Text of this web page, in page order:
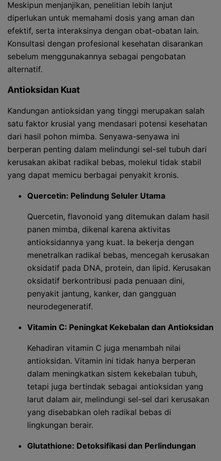
Meskipun menjanjikan, penelitian lebih lanjut
diperlukan untuk memahami dosis yang aman dan
efektif, serta interaksinya dengan obat-obatan lain.
Konsultasi dengan profesional kesehatan disarankan
sebelum menggunakannya sebagai pengobatan
alternatif.
Antioksidan Kuat
Kandungan antioksidan yang tinggi merupakan salah
satu faktor krusial yang mendasari potensi kesehatan
dari hasil pohon mimba. Senyawa-senyawa ini
berperan penting dalam melindungi sel-sel tubuh dari
kerusakan akibat radikal bebas, molekul tidak stabil
yang dapat memicu berbagai penyakit kronis.
Quercetin: Pelindung Seluler Utama
Quercetin, flavonoid yang ditemukan dalam hasil
panen mimba, dikenal karena aktivitas
antioksidannya yang kuat. Ia bekerja dengan
menetralkan radikal bebas, mencegah kerusakan
oksidatif pada DNA, protein, dan lipid. Kerusakan
oksidatif berkontribusi pada penuaan dini,
penyakit jantung, kanker, dan gangguan
neurodegeneratif.
Vitamin C: Peningkat Kekebalan dan Antioksidan
Kehadiran vitamin C juga menambah nilai
antioksidan. Vitamin ini tidak hanya berperan
dalam meningkatkan sistem kekebalan tubuh,
tetapi juga bertindak sebagai antioksidan yang
larut dalam air, melindungi sel-sel dari kerusakan
yang disebabkan oleh radikal bebas di
lingkungan berair.
Glutathione: Detoksifikasi dan Perlindungan